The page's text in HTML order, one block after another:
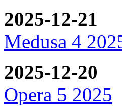
2025-12-21
Medusa 4
2025-12-20
Opera 5 2025